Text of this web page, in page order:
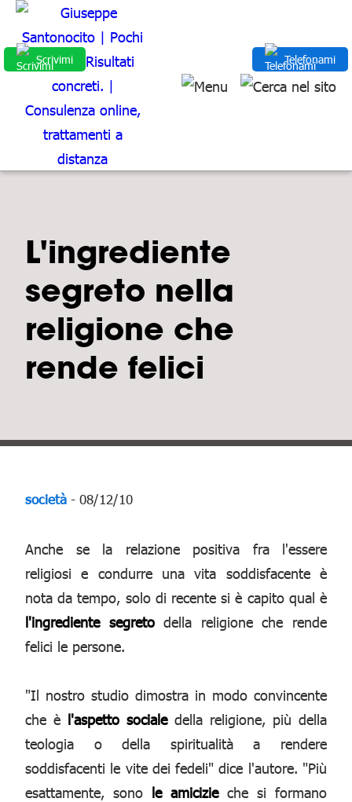
Scrivimi Telefonami
L'ingrediente
segreto nella
religione che
rende felici
società - 08/12/10
Anche se la relazione positiva fra l'essere
religiosi e condurre una vita soddisfacente è
nota da tempo, solo di recente si è capito qual è
l'ingrediente segretodella religione che rende
felici le persone.
"Il nostro studio dimostra in modo convincente
che è l'aspetto socialedella religione, più della
teologia o della spiritualità a rendere
soddisfacenti le vite dei fedeli" dice l'autore. "Più
esattamente, sono le amicizieche si formano